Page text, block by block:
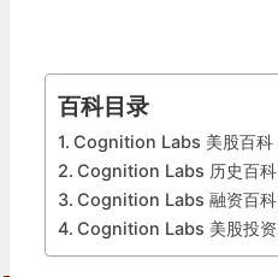
百科目录
Cognition Labs 美股百科
Cognition Labs 历史百科
Cognition Labs 融资百科
Cognition Labs 美股投资